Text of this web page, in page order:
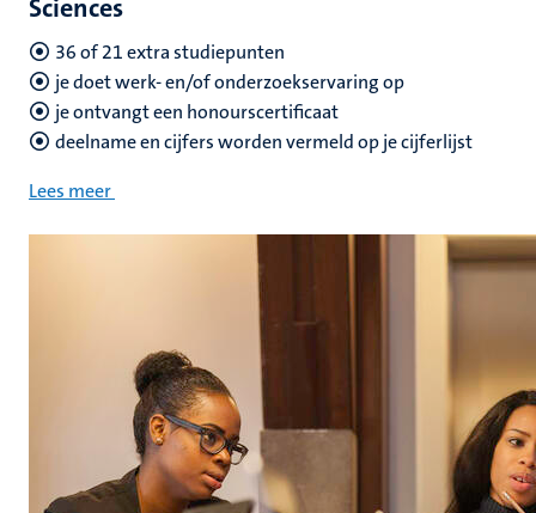
Sciences
36 of 21 extra studiepunten
je doet werk- en/of onderzoekservaring op
je ontvangt een honourscertificaat
deelname en cijfers worden vermeld op je cijferlijst
Lees meer